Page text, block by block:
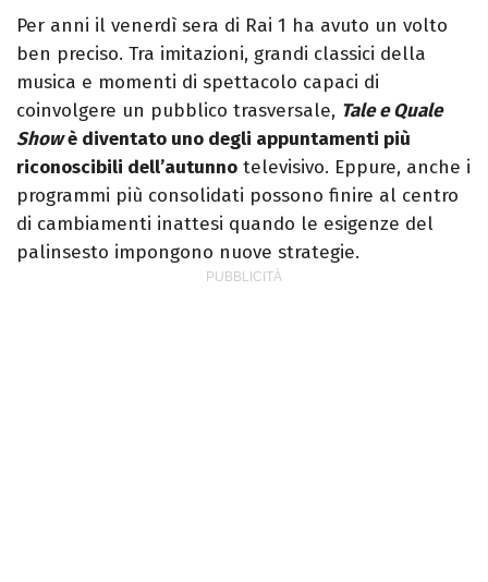
come Fashion Editor. Si specializza poi in
Comunicazione digitale, Giornalismo e
Nuovi media presso La Sapienza,
collaborando con alcune testate ed uffici
stampa.
Per anni il venerdì sera di Rai 1 ha avuto un volto
ben preciso. Tra imitazioni, grandi classici della
musica e momenti di spettacolo capaci di
coinvolgere un pubblico trasversale, Tale e Quale
Showè diventato uno degli appuntamenti più
riconoscibili dell’autunno televisivo. Eppure, anche i
programmi più consolidati possono finire al centro
di cambiamenti inattesi quando le esigenze del
palinsesto impongono nuove strategie.